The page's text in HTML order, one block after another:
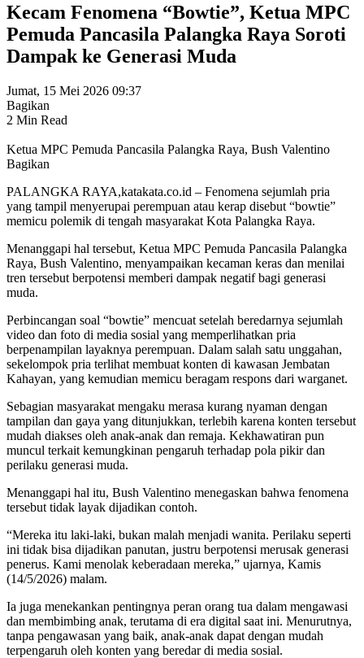
Kecam Fenomena “Bowtie”, Ketua MPC
Pemuda Pancasila Palangka Raya Soroti
Dampak ke Generasi Muda
Jumat, 15 Mei 2026 09:37
Bagikan
2 Min Read
Ketua MPC Pemuda Pancasila Palangka Raya, Bush Valentino
Bagikan
PALANGKA RAYA,katakata.co.id – Fenomena sejumlah pria
yang tampil menyerupai perempuan atau kerap disebut “bowtie”
memicu polemik di tengah masyarakat Kota Palangka Raya.
Menanggapi hal tersebut, Ketua MPC Pemuda Pancasila Palangka
Raya, Bush Valentino, menyampaikan kecaman keras dan menilai
tren tersebut berpotensi memberi dampak negatif bagi generasi
muda.
Perbincangan soal “bowtie” mencuat setelah beredarnya sejumlah
video dan foto di media sosial yang memperlihatkan pria
berpenampilan layaknya perempuan. Dalam salah satu unggahan,
sekelompok pria terlihat membuat konten di kawasan Jembatan
Kahayan, yang kemudian memicu beragam respons dari warganet.
Sebagian masyarakat mengaku merasa kurang nyaman dengan
tampilan dan gaya yang ditunjukkan, terlebih karena konten tersebut
mudah diakses oleh anak-anak dan remaja. Kekhawatiran pun
muncul terkait kemungkinan pengaruh terhadap pola pikir dan
perilaku generasi muda.
Menanggapi hal itu, Bush Valentino menegaskan bahwa fenomena
tersebut tidak layak dijadikan contoh.
“Mereka itu laki-laki, bukan malah menjadi wanita. Perilaku seperti
ini tidak bisa dijadikan panutan, justru berpotensi merusak generasi
penerus. Kami menolak keberadaan mereka,” ujarnya, Kamis
(14/5/2026) malam.
Ia juga menekankan pentingnya peran orang tua dalam mengawasi
dan membimbing anak, terutama di era digital saat ini. Menurutnya,
tanpa pengawasan yang baik, anak-anak dapat dengan mudah
terpengaruh oleh konten yang beredar di media sosial.